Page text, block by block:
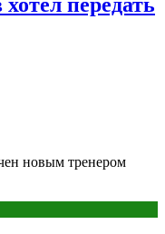
новым тренером